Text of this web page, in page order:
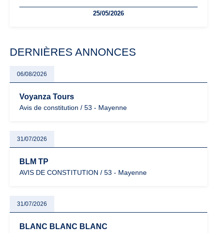
facturation ou risque de bascule vers la TVA : les règles
25/05/2026
DERNIÈRES ANNONCES
06/08/2026
Voyanza Tours
Avis de constitution / 53 - Mayenne
31/07/2026
BLM TP
AVIS DE CONSTITUTION / 53 - Mayenne
31/07/2026
BLANC BLANC BLANC